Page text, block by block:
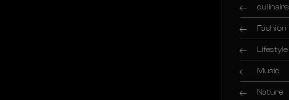
culinaire
Fashion
Lifestyle
Music
Nature